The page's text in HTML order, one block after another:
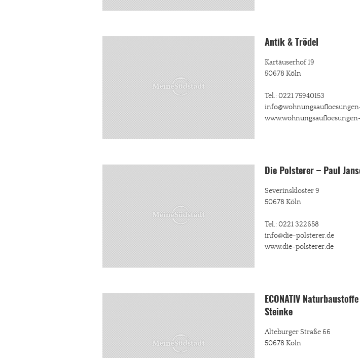
Antik & Trödel
Kartäuserhof 19
50678 Köln
Tel.: 0221 75940153
Die Polsterer – Paul
Severinskloster 9
50678 Köln
Tel.: 0221 322658
info@die-polsterer.de
www.die-polsterer.de
ECONATIV
Steinke
Alteburger Straße 66
50678 Köln